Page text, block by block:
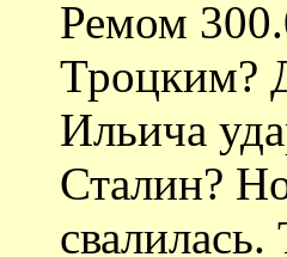
Ремом
Троцким?
Ильича
Сталин?